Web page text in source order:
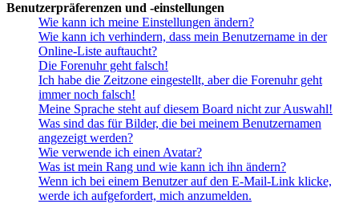
Benutzerpräferenzen und -einstellungen
Wie kann ich meine Einstellungen ändern?
Wie kann ich verhindern, dass mein Benutzername in der
Online-Liste auftaucht?
Die Forenuhr geht falsch!
Ich habe die Zeitzone eingestellt, aber die Forenuhr geht
immer noch falsch!
Meine Sprache steht auf diesem Board nicht zur Auswahl!
Was sind das für Bilder, die bei meinem Benutzernamen
angezeigt werden?
Wie verwende ich einen Avatar?
Was ist mein Rang und wie kann ich ihn ändern?
Wenn ich bei einem Benutzer auf den E-Mail-Link klicke,
werde ich aufgefordert, mich anzumelden.